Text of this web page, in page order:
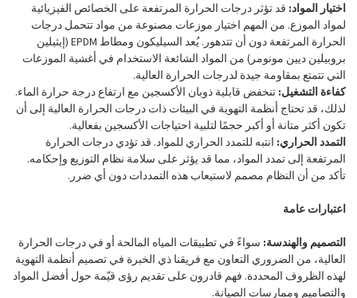
اختيار المواد: قد تؤثر درجات الحرارة المرتفعة على الخصائص الفيزيائية
لمواد الموزع. من المهم اختيار موزعات مصنوعة من مواد تتحمل درجات
الحرارة المرتفعة دون أن تتدهور. يُعد السيليكون ومطاط EPDM (إيثيلين
بروبيلين ديين مونومر) من المواد الشائعة الاستخدام في أغشية الموزعات
التي تتمتع بمقاومة جيدة لدرجات الحرارة العالية.
كفاءة التشغيل: تنخفض قابلية ذوبان الأكسجين مع ارتفاع درجة حرارة الماء.
لذلك، قد تحتاج أنظمة التهوية في البيئات ذات درجات الحرارة العالية إلى أن
تكون أكثر متانة أو أكبر حجمًا لتلبية احتياجات الأكسجين بفعالية.
التمدد الحراري: انتبه للتمدد الحراري للمواد. قد تؤدي درجات الحرارة
المرتفعة إلى تمدد المواد، مما قد يؤثر على سلامة نظام التوزيع وإحكامه.
تأكد من أن النظام مصمم لاستيعاب هذه التمددات دون أي ضرر.
اعتبارات عامة
التصميم والهندسة: سواءً في تطبيقات المياه المالحة أو في درجات الحرارة
العالية، من الضروري التعاون مع فريقنا ذي الخبرة في تصميم أنظمة التهوية
لهذه الظروف المحددة. فهم قادرون على تقديم رؤى قيّمة حول أفضل المواد
والتصاميم وممارسات الصيانة.